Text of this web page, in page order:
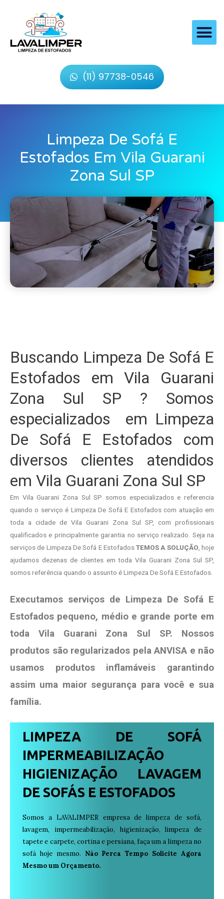
(11) 97738-0546
Limpeza De Sofá E
Estofados Em Vila Guarani
Zona Sul SP
Buscando Limpeza De Sofá E
Estofados em Vila Guarani
Zona Sul SP ? Somos
especializados em Limpeza
De Sofá E Estofados com
diversos clientes atendidos
em Vila Guarani Zona Sul SP
Em Vila Guarani Zona Sul SP somos especializados e referencia
quando o serviço é Limpeza De Sofá E Estofados com atuação em
toda a cidade de Vila Guarani Zona Sul SP, com profissionais
qualificados e principalmente garantia no serviço realizado. Seja na
serviços de Limpeza De Sofá E EstofadosTEMOS A SOLUÇÃO , hoje
ajudamos dezenas de clientes em toda Vila Guarani Zona Sul SP,
somos referência quando o assunto é Limpeza De Sofá E Estofados.
Executamos serviços de Limpeza De Sofá E
Estofados pequeno, médio e grande porte em
toda Vila Guarani Zona Sul SP. Nossos
produtos são regularizados pela ANVISA e não
usamos produtos inflamáveis garantindo
assim uma maior segurança para você e sua
família.
LIMPEZA DE SOFÁ
IMPERMEABILIZAÇÃO
HIGIENIZAÇÃO LAVAGEM
DE SOFÁS E ESTOFADOS
Somos a LAVALIMPER empresa de limpeza de sofá,
lavagem, impermeabilização, higienização, limpeza de
tapete e carpete, cortina e persiana, faça um a limpeza no
sofá hoje mesmo. Não Perca Tempo Solicite Agora
Mesmo um Orçamento.